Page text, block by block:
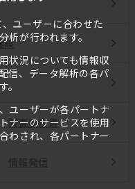
ユーザーに合わせた
析が行われます。
状況についても情報収
信、データ解析の各パ
ユーザーが各パートナ
ナーのサービスを使用
わされ、各パートナー
設
調査報告書